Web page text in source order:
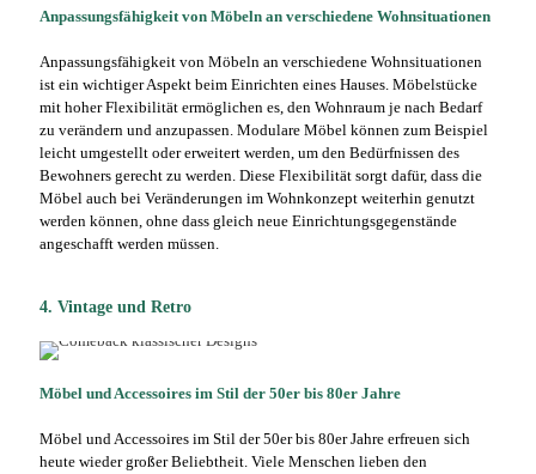
Anpassungsfähigkeit von Möbeln an verschiedene Wohnsituationen
Anpassungsfähigkeit von Möbeln an verschiedene Wohnsituationen
ist ein wichtiger Aspekt beim Einrichten eines Hauses. Möbelstücke
mit hoher Flexibilität ermöglichen es, den Wohnraum je nach Bedarf
zu verändern und anzupassen. Modulare Möbel können zum Beispiel
leicht umgestellt oder erweitert werden, um den Bedürfnissen des
Bewohners gerecht zu werden. Diese Flexibilität sorgt dafür, dass die
Möbel auch bei Veränderungen im Wohnkonzept weiterhin genutzt
werden können, ohne dass gleich neue Einrichtungsgegenstände
angeschafft werden müssen.
4. Vintage und Retro
Möbel und Accessoires im Stil der 50er bis 80er Jahre
Möbel und Accessoires im Stil der 50er bis 80er Jahre erfreuen sich
heute wieder großer Beliebtheit. Viele Menschen lieben den